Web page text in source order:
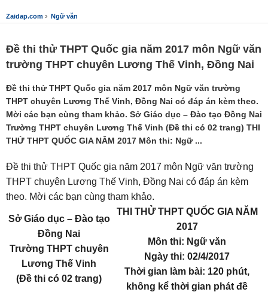
Zaidap.com › Ngữ văn
Đề thi thử THPT Quốc gia năm 2017 môn Ngữ văn
trường THPT chuyên Lương Thế Vinh, Đồng Nai
Đề thi thử THPT Quốc gia năm 2017 môn Ngữ văn trường
THPT chuyên Lương Thế Vinh, Đồng Nai có đáp án kèm theo.
Mời các bạn cùng tham khảo. Sở Giáo dục – Đào tạo Đồng Nai
Trường THPT chuyên Lương Thế Vinh (Đề thi có 02 trang) THI
THỬ THPT QUỐC GIA NĂM 2017 Môn thi: Ngữ ...
Đề thi thử THPT Quốc gia năm 2017 môn Ngữ văn trường
THPT chuyên Lương Thế Vinh, Đồng Nai có đáp án kèm
theo. Mời các bạn cùng tham khảo.
Sở Giáo dục – Đào tạo
Đồng Nai
Trường THPT chuyên
Lương Thế Vinh
(Đề thi có 02 trang)
THI THỬ THPT QUỐC GIA NĂM
2017
Môn thi: Ngữ văn
Ngày thi: 02/4/2017
Thời gian làm bài: 120 phút,
không kể thời gian phát đề